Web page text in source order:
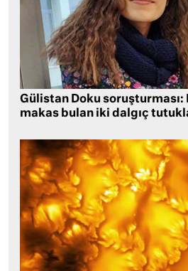
Gülistan Doku soruşturması:
makas bulan iki dalgıç